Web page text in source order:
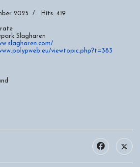
2025 Hits: 419
Slagharen
viewtopic.php?t=383